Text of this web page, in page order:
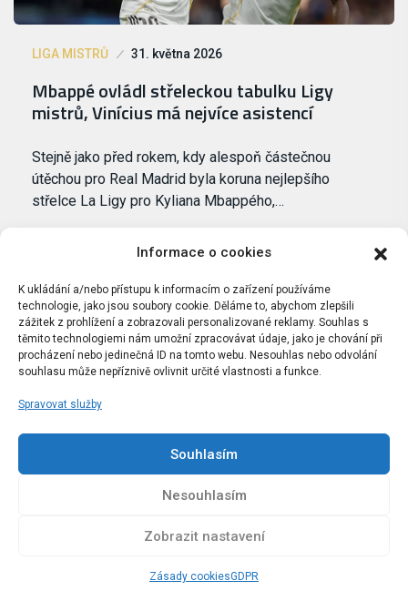
Informace o cookies
K ukládání a/nebo přístupu k informacím o zařízení používáme
technologie, jako jsou soubory cookie. Děláme to, abychom zlepšili
zážitek z prohlížení a zobrazovali personalizované reklamy. Souhlas s
těmito technologiemi nám umožní zpracovávat údaje, jako je chování při
procházení nebo jedinečná ID na tomto webu. Nesouhlas nebo odvolání
souhlasu může nepříznivě ovlivnit určité vlastnosti a funkce.
Spravovat služby
Souhlasím
Nesouhlasím
Zobrazit nastavení
Zásady cookiesGDPR
LIGA MISTRŮ 31. května 2026
Mbappé ovládl střeleckou tabulku Ligy
mistrů, Vinícius má nejvíce asistencí
Stejně jako před rokem, kdy alespoň částečnou
útěchou pro Real Madrid byla koruna nejlepšího
střelce La Ligy pro Kyliana Mbappého,…